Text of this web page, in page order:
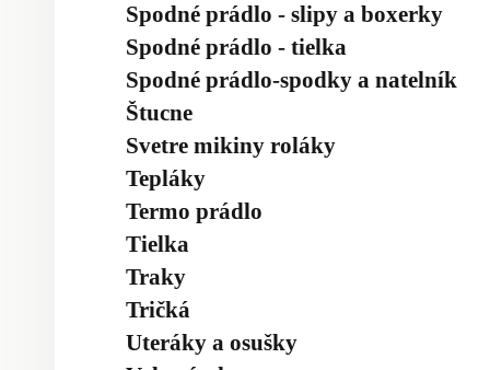
Spodné prádlo - slipy a boxerky
Spodné prádlo - tielka
Spodné prádlo-spodky a natelník
Štucne
Svetre mikiny roláky
Tepláky
Termo prádlo
Tielka
Traky
Tričká
Uteráky a osušky